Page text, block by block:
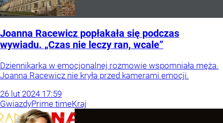
Joanna Racewicz popłakała się podczas
wywiadu. „Czas nie leczy ran, wcale”
Dziennikarka w emocjonalnej rozmowie wspomniała męża.
Joanna Racewicz nie kryła przed kamerami emocji.
26 lut 2024 17:59
GwiazdyPrime timeKraj